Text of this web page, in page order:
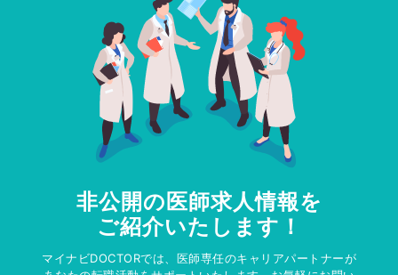
非公開の医師求人情報を
ご紹介いたします！
マイナビDOCTORでは、医師専任のキャリアパートナーが